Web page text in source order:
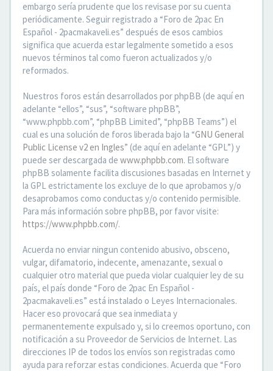
embargo sería prudente que los revisase por su cuenta
periódicamente. Seguir registrado a “Foro de 2pac En
Español - 2pacmakaveli.es” después de esos cambios
significa que acuerda estar legalmente sometido a esos
nuevos términos tal como fueron actualizados y/o
reformados.
Nuestros foros están desarrollados por phpBB (de aquí en
adelante “ellos”, “sus”, “software phpBB”,
“www.phpbb.com”, “phpBB Limited”, “phpBB Teams”) el
cual es una solución de foros liberada bajo la “GNU General
Public License v2 en Ingles” (de aquí en adelante “GPL”) y
puede ser descargada de www.phpbb.com. El software
phpBB solamente facilita discusiones basadas en Internet y
la GPL estrictamente los excluye de lo que aprobamos y/o
desaprobamos como conductas y/o contenido permisible.
Para más información sobre phpBB, por favor visite:
https://www.phpbb.com/.
Acuerda no enviar ningun contenido abusivo, obsceno,
vulgar, difamatorio, indecente, amenazante, sexual o
cualquier otro material que pueda violar cualquier ley de su
país, el país donde “Foro de 2pac En Español -
2pacmakaveli.es” está instalado o Leyes Internacionales.
Hacer eso provocará que sea inmediata y
permanentemente expulsado y, si lo creemos oportuno, con
notificación a su Proveedor de Servicios de Internet. Las
direcciones IP de todos los envíos son registradas como
ayuda para reforzar estas condiciones. Acuerda que “Foro